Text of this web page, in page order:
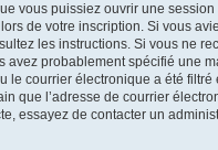
vous puissiez ouvrir une session
de votre inscription. Si vous
les instructions. Si vous ne
avez probablement spécifié une
le courrier électronique a été filtré
que l’adresse de courrier
essayez de contacter un